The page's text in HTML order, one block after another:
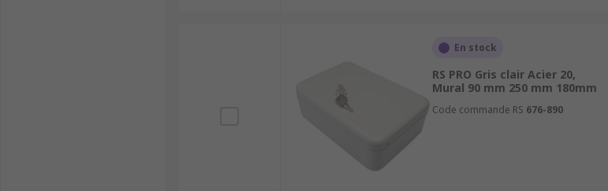
En stock
RS PRO Gris clair Acier 20,
Mural 90 mm 250 mm 180mm
Code commande RS 676-890